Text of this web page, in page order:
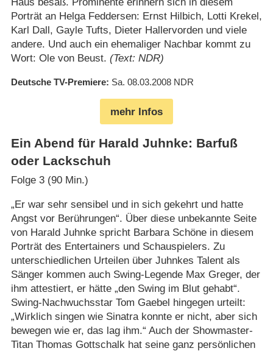
Porträt an Helga Feddersen: Ernst Hilbich, Lotti Krekel,
Karl Dall, Gayle Tufts, Dieter Hallervorden und viele
andere. Und auch ein ehemaliger Nachbar kommt zu
Wort: Ole von Beust. (Text: NDR)
Deutsche TV-Premiere Sa. 08.03.2008 NDR
mehr Infos
Ein Abend für Harald Juhnke: Barfuß
oder Lackschuh
Folge 3 (90 Min.)
„Er war sehr sensibel und in sich gekehrt und hatte
Angst vor Berührungen“. Über diese unbekannte Seite
von Harald Juhnke spricht Barbara Schöne in diesem
Porträt des Entertainers und Schauspielers. Zu
unterschiedlichen Urteilen über Juhnkes Talent als
Sänger kommen auch Swing-Legende Max Greger, der
ihm attestiert, er hätte „den Swing im Blut gehabt“.
Swing-Nachwuchsstar Tom Gaebel hingegen urteilt:
„Wirklich singen wie Sinatra konnte er nicht, aber sich
bewegen wie er, das lag ihm.“ Auch der Showmaster-
Titan Thomas Gottschalk hat seine ganz persönlichen